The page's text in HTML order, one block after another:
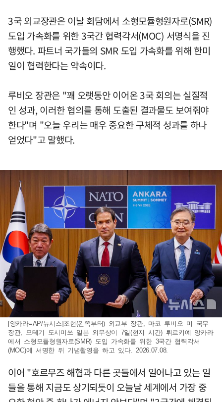
3국 외교장관은 이날 회담에서 소형모듈형원자로(SMR)
도입 가속화를 위한 3국간 협력각서(MOC) 서명식을 진
행했다. 파트너 국가들의 SMR 도입 가속화를 위해 한미
일이 협력한다는 약속이다.
루비오 장관은 "꽤 오랫동안 이어온 3국 회의는 실질적
인 성과, 이러한 협의를 통해 도출된 결과물도 보여줘야
한다"며 "오늘 우리는 매우 중요한 구체적 성과를 하나
얻었다"고 말했다.
[앙카라=AP/뉴시스]조현(왼쪽부터) 외교부 장관, 마코 루비오 미 국무
장관, 모테기 도시미쓰 일본 외무상이 7일(현지 시간) 튀르키예 앙카라
에서 소형모듈형원자로(SMR) 도입 가속화를 위한 3국간 협력각서
(MOC)에 서명한 뒤 기념촬영을 하고 있다. 2026.07.08.
이어 "호르무즈 해협과 다른 곳들에서 일어나고 있는 일
들을 통해 지금도 상기되듯이 오늘날 세계에서 가장 중